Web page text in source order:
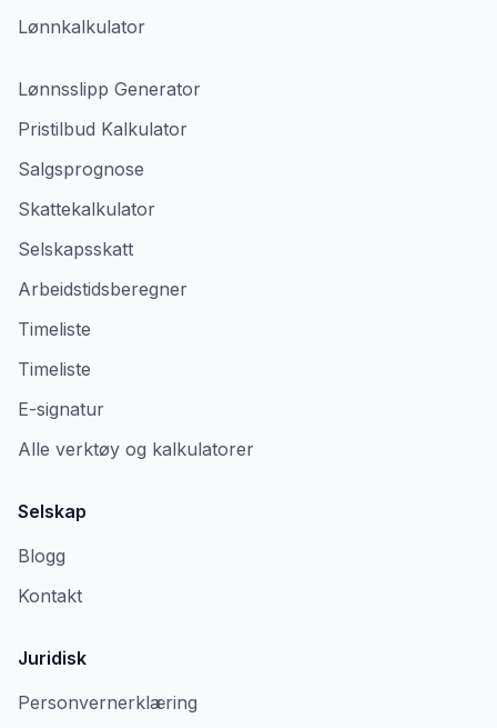
Lønnkalkulator
Lønnsslipp Generator
Pristilbud Kalkulator
Salgsprognose
Skattekalkulator
Selskapsskatt
Arbeidstidsberegner
Timeliste
Timeliste
E-signatur
Alle verktøy og kalkulatorer
Selskap
Blogg
Kontakt
Juridisk
Personvernerklæring